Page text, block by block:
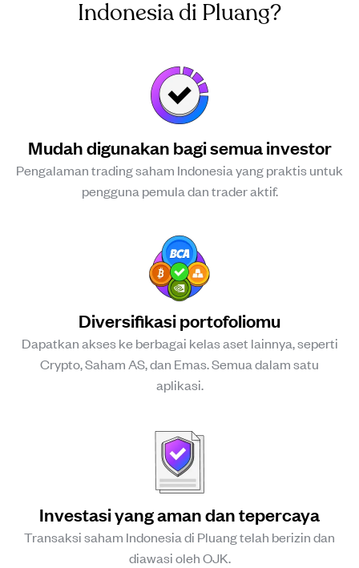
Indonesia di Pluang?
Mudah digunakan bagi semua investor
Pengalaman trading saham Indonesia yang praktis untuk
pengguna pemula dan trader aktif.
Diversifikasi portofoliomu
Dapatkan akses ke berbagai kelas aset lainnya, seperti
Crypto, Saham AS, dan Emas. Semua dalam satu
aplikasi.
Investasi yang aman dan tepercaya
Transaksi saham Indonesia di Pluang telah berizin dan
diawasi oleh OJK.